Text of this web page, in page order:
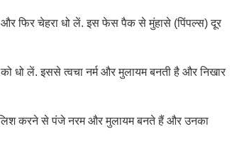
फिर चेहरा धो लें. इस फेस पैक से मुंहासे (पिंपल्स) दूर
धो लें. इससे त्वचा नर्म और मुलायम बनती है और निखार
करने से पंजे नरम और मुलायम बनते हैं और उनका